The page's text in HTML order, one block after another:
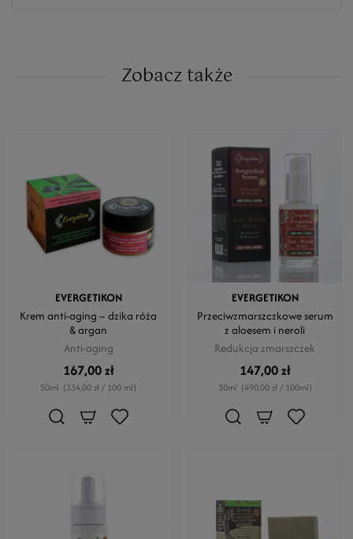
Zobacz także
EVERGETIKON
Krem anti-aging – dzika róża
& argan
Anti-aging
167,00 zł
50ml (334,00 zł / 100 ml)
EVERGETIKON
Przeciwzmarszczkowe serum
z aloesem i neroli
Redukcja zmarszczek
147,00 zł
30ml (490,00 zł / 100ml)